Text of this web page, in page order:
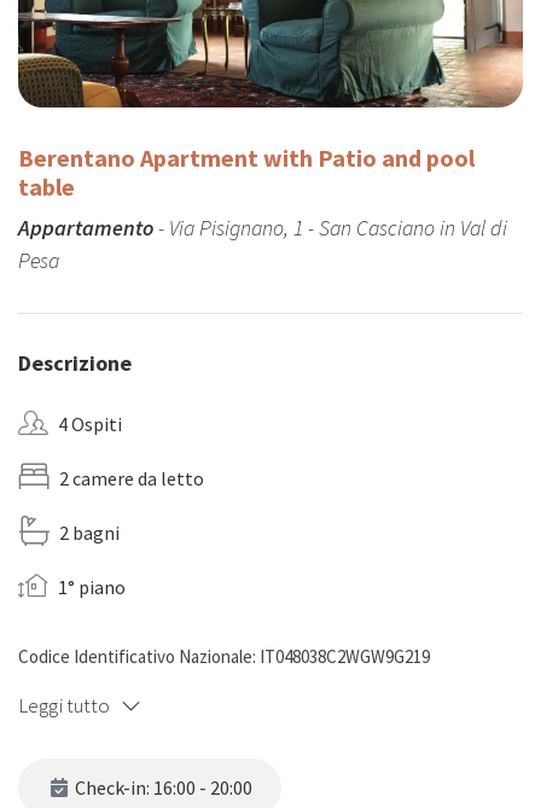
Berentano Apartment with Patio and pool
table
Appartamento- Via Pisignano, 1 - San Casciano in Val di
Pesa
Descrizione
4 Ospiti
2 camere da letto
2 bagni
1° piano
Codice Identificativo Nazionale: IT048038C2WGW9G219
Leggi tutto
Check-in: 16:00 - 20:00